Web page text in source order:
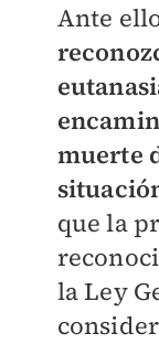
Ante
muerte
que la
la Ley